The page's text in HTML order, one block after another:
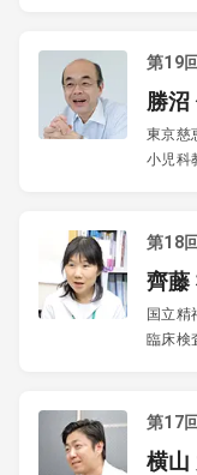
第19回
勝沼
東京慈
小児科
第18回
齊藤
国立精
臨床検
第17回
横山